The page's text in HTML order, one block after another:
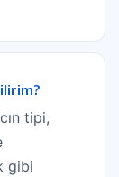
tipi,
gibi